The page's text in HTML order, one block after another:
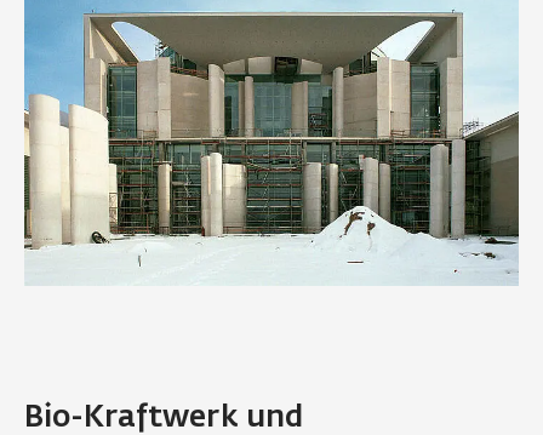
Bio-Kraftwerk und